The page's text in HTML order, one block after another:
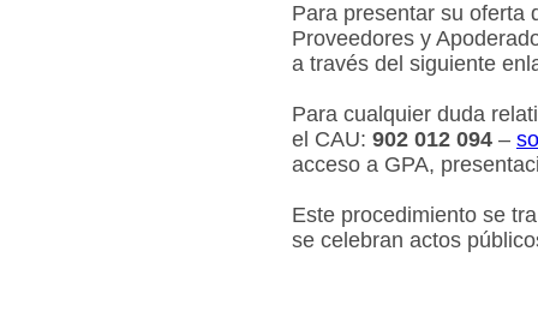
Para presentar su oferta
Proveedores y
a través del siguiente
Para cualquier duda
el CAU: 902 012 094 –
acceso a GPA,
Este procedimiento se
se celebran actos